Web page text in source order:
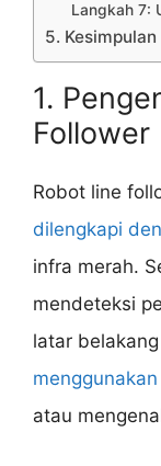
Langkah 7:
5. Kesimpulan
1.
Follower
Robot line
dilengkapi
infra merah.
mendeteksi
latar
atau